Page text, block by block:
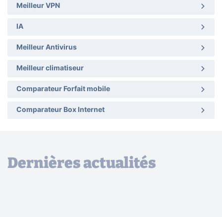
Meilleur VPN
IA
Meilleur Antivirus
Meilleur climatiseur
Comparateur Forfait mobile
Comparateur Box Internet
Dernières actualités